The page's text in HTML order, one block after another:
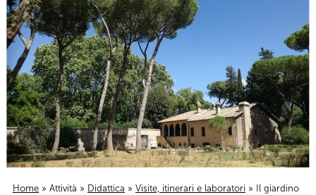
Home » Attività » Didattica » Visite, itinerari e laboratori » Il giardino